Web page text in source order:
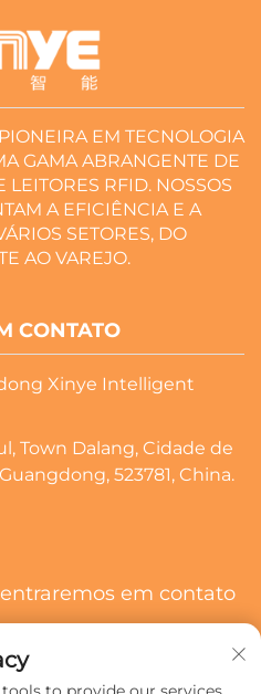
EM TECNOLOGIA
GAMA ABRANGENTE DE
LEITORES RFID. NOSSOS
A EFICIÊNCIA E A
SETORES, DO
AO VAREJO.
CONTATO
Xinye Intelligent
Town Dalang, Cidade de
523781, China.
em contato